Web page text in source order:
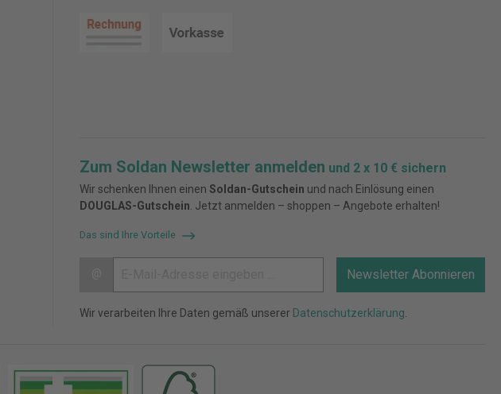
Zum Soldan Newsletter anmelden und 2 x 10 € sichern
Wir schenken Ihnen einen Soldan-Gutschein und nach Einlösung einen
DOUGLAS-Gutschein . Jetzt anmelden – shoppen – Angebote erhalten!
Das sind Ihre Vorteile
Newsletter Abonnieren
Wir verarbeiten Ihre Daten gemäß unserer Datenschutzerklärung